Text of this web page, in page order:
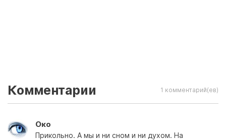
Комментарии 1 комментарий(ев)
Око
Прикольно. А мы и ни сном и ни духом. На